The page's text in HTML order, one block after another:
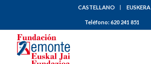
CASTELLANO EUSKERA
Teléfono:620 241 851